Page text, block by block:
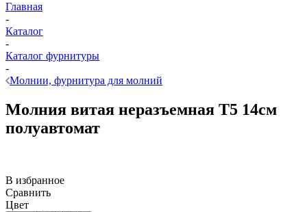
Главная
-
Каталог
-
Каталог фурнитуры
-
Молнии, фурнитура для молний
Молния витая неразъемная Т5 14см
полуавтомат
В избранное
Сравнить
Цвет